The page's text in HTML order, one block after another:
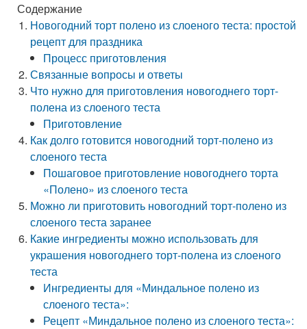
Содержание
Новогодний торт полено из слоеного теста: простой
рецепт для праздника
Процесс приготовления
Связанные вопросы и ответы
Что нужно для приготовления новогоднего торт-
полена из слоеного теста
Приготовление
Как долго готовится новогодний торт-полено из
слоеного теста
Пошаговое приготовление новогоднего торта
«Полено» из слоеного теста
Можно ли приготовить новогодний торт-полено из
слоеного теста заранее
Какие ингредиенты можно использовать для
украшения новогоднего торт-полена из слоеного
теста
Ингредиенты для «Миндальное полено из
слоеного теста»:
Рецепт «Миндальное полено из слоеного теста»: